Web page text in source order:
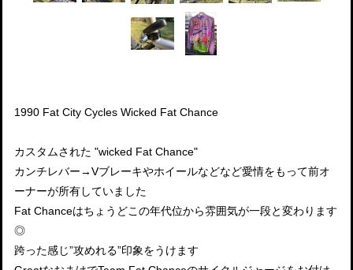
1990 Fat City Cycles Wicked Fat Chance
カスタムされた "wicked Fat Chance"
カンチレバー→Vブレーキやホイールなどなど愛情をもって前オ
ーナーが所有していました
Fat Chanceはちょうどこの年代位から雰囲気が一段と変わります
◎
跨った感じ”攻めれる”印象をうけます